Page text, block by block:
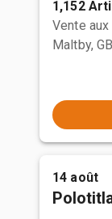
1,152
Vente
Maltby,
14 août